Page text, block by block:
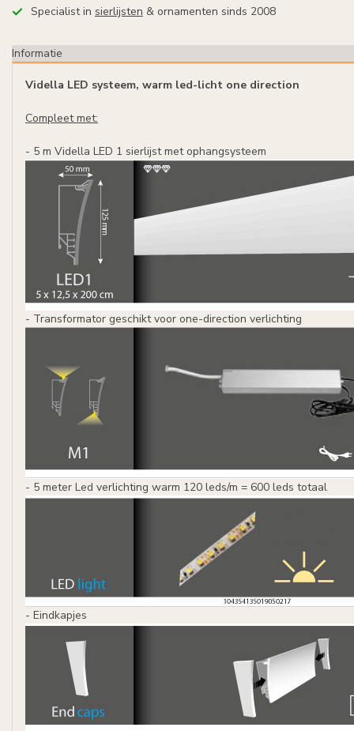
Specialist in sierlijsten & ornamenten sinds 2008
Informatie
Vidella LED systeem, warm led-licht one direction
Compleet met:
- 5 m Vidella LED 1 sierlijst met ophangsysteem
- Transformator geschikt voor one-direction verlichting
- 5 meter Led verlichting warm 120 leds/m = 600 leds totaal
- Eindkapjes